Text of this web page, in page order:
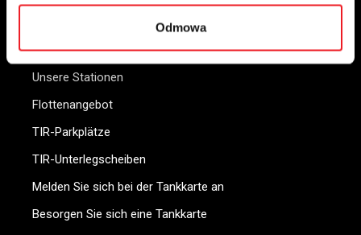
Odmowa
FÜR UNTERNEHMEN
Unsere Stationen
Flottenangebot
TIR-Parkplätze
TIR-Unterlegscheiben
Melden Sie sich bei der Tankkarte an
Besorgen Sie sich eine Tankkarte